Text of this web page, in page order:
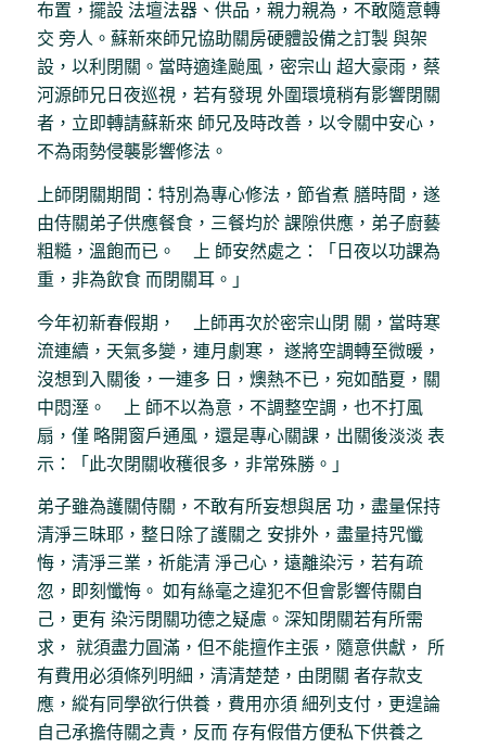
布置，擺設 法壇法器、供品，親力親為，不敢隨意轉
交 旁人。蘇新來師兄協助關房硬體設備之訂製 與架
設，以利閉關。當時適逢颱風，密宗山 超大豪雨，蔡
河源師兄日夜巡視，若有發現 外圍環境稍有影響閉關
者，立即轉請蘇新來 師兄及時改善，以令關中安心，
不為雨勢侵襲影響修法。
上師閉關期間：特別為專心修法，節省煮 膳時間，遂
由侍關弟子供應餐食，三餐均於 課隙供應，弟子廚藝
粗糙，溫飽而已。 上 師安然處之：「日夜以功課為
重，非為飲食 而閉關耳。」
今年初新春假期， 上師再次於密宗山閉 關，當時寒
流連續，天氣多變，連月劇寒， 遂將空調轉至微暖，
沒想到入關後，一連多 日，燠熱不已，宛如酷夏，關
中悶溼。 上 師不以為意，不調整空調，也不打風
扇，僅 略開窗戶通風，還是專心關課，出關後淡淡 表
示：「此次閉關收穫很多，非常殊勝。」
弟子雖為護關侍關，不敢有所妄想與居 功，盡量保持
清淨三昧耶，整日除了護關之 安排外，盡量持咒懺
悔，清淨三業，祈能清 淨己心，遠離染污，若有疏
忽，即刻懺悔。 如有絲毫之違犯不但會影響侍關自
己，更有 染污閉關功德之疑慮。深知閉關若有所需
求， 就須盡力圓滿，但不能擅作主張，隨意供獻， 所
有費用必須條列明細，清清楚楚，由閉關 者存款支
應，縱有同學欲行供養，費用亦須 細列支付，更遑論
自己承擔侍關之責，反而 存有假借方便私下供養之